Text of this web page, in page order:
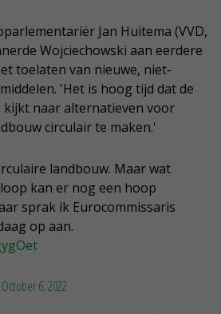
Jan Huitema (VVD,
Wojciechowski aan eerdere
toelaten van nieuwe, niet-
'Het is hoog tijd dat de
kijkt naar alternatieven voor
circulair te maken.'
landbouw. Maar wat
kan er nog een hoop
sprak ik Eurocommissaris
op aan.
October 6, 2022